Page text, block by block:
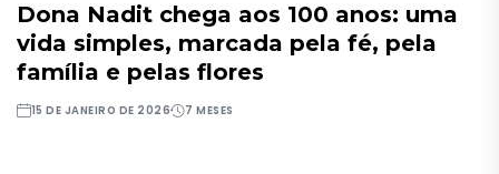
Dona Nadit chega aos 100 anos: uma
vida simples, marcada pela fé, pela
família e pelas flores
15 DE JANEIRO DE 2026 7 MESES